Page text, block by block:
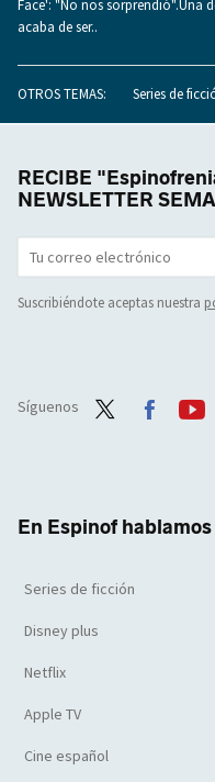
Face': "No nos sorprendió".Una
acaba de ser..
OTROS TEMAS: Series de
RECIBE
NEWSLETTER
Suscribiéndote aceptas nuestra
Síguenos
En Espinof
Series de ficción
Disney plus
Netflix
Apple TV
Cine español